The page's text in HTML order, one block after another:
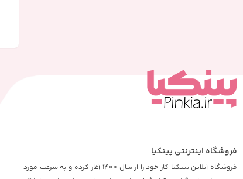
فروشگاه اینترنتی پینکیا
فروشگاه آنلاین پینکیا کار خود را از سال 1400 آغاز کرده و به سرعت مورد